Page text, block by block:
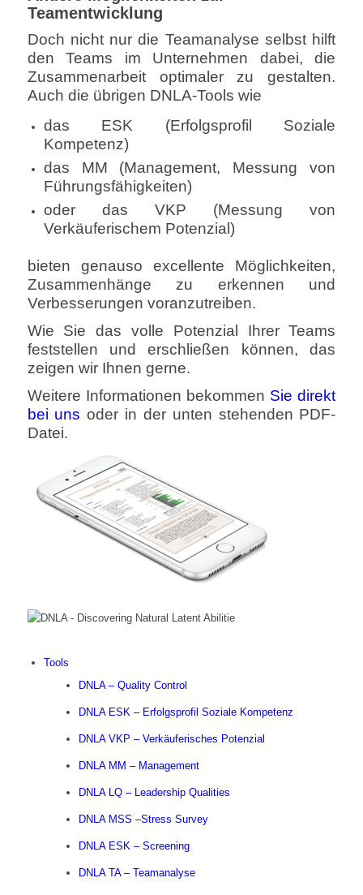
Teamentwicklung
Doch nicht nur die Teamanalyse selbst hilft
den Teams im Unternehmen dabei, die
Zusammenarbeit optimaler zu gestalten.
Auch die übrigen DNLA-Tools wie
das ESK (Erfolgsprofil Soziale
Kompetenz)
das MM (Management, Messung von
Führungsfähigkeiten)
oder das VKP (Messung von
Verkäuferischem Potenzial)
bieten genauso excellente Möglichkeiten,
Zusammenhänge zu erkennen und
Verbesserungen voranzutreiben.
Wie Sie das volle Potenzial Ihrer Teams
feststellen und erschließen können, das
zeigen wir Ihnen gerne.
Weitere Informationen bekommen Sie direkt
bei uns oder in der unten stehenden PDF-
Datei.
Tools
DNLA – Quality Control
DNLA ESK – Erfolgsprofil Soziale Kompetenz
DNLA VKP – Verkäuferisches Potenzial
DNLA MM – Management
DNLA LQ – Leadership Qualities
DNLA MSS –Stress Survey
DNLA ESK – Screening
DNLA TA – Teamanalyse